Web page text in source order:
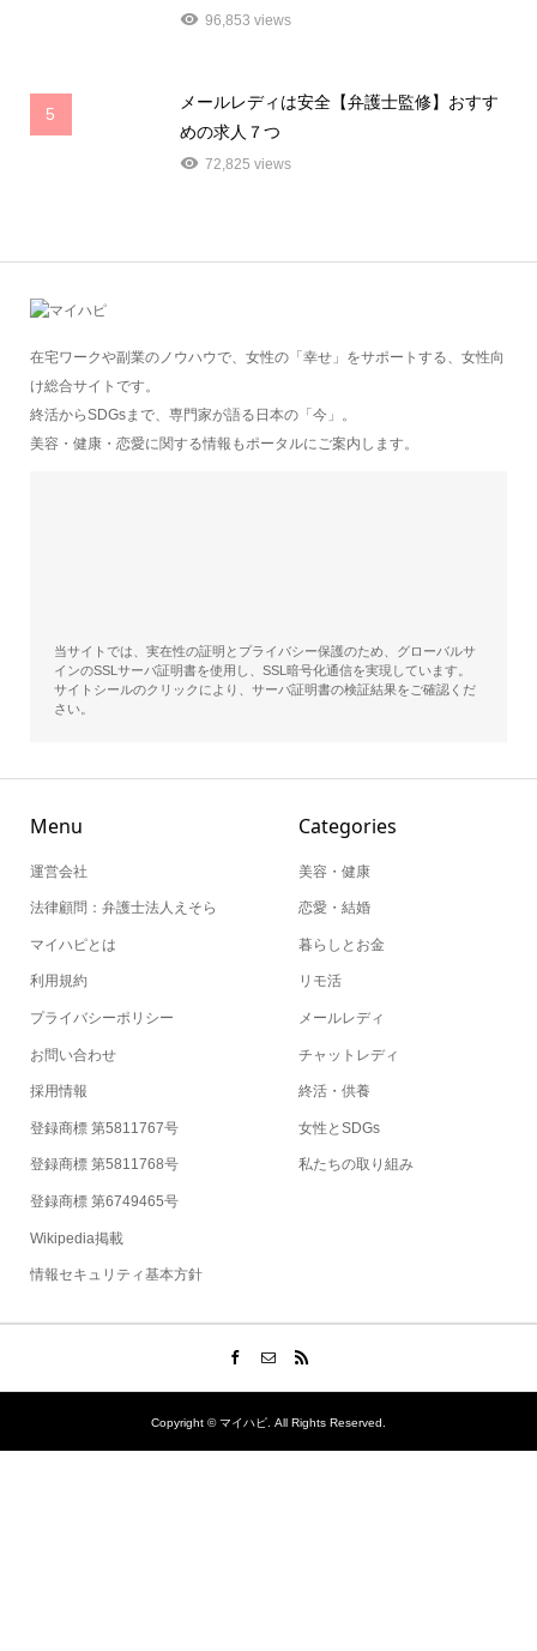
96,853 views
5
メールレディは安全【弁護士監修】おすす
めの求人７つ
72,825 views
在宅ワークや副業のノウハウで、女性の「幸せ」をサポートする、女性向
け総合サイトです。
終活からSDGsまで、専門家が語る日本の「今」。
美容・健康・恋愛に関する情報もポータルにご案内します。
当サイトでは、実在性の証明とプライバシー保護のため、グローバルサ
インのSSLサーバ証明書を使用し、SSL暗号化通信を実現しています。
サイトシールのクリックにより、サーバ証明書の検証結果をご確認くだ
さい。
Menu
運営会社
法律顧問：弁護士法人えそら
マイハピとは
利用規約
プライバシーポリシー
お問い合わせ
採用情報
登録商標 第5811767号
登録商標 第5811768号
登録商標 第6749465号
Wikipedia掲載
情報セキュリティ基本方針
Categories
美容・健康
恋愛・結婚
暮らしとお金
リモ活
メールレディ
チャットレディ
終活・供養
女性とSDGs
私たちの取り組み
Copyright ©マイハピ. All Rights Reserved.